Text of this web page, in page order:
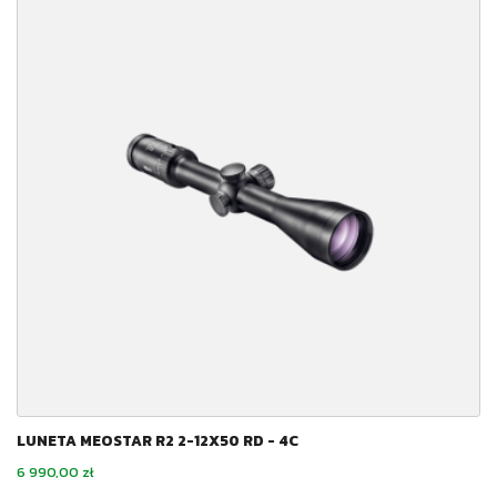
LUNETA MEOSTAR R2 2-12X50 RD - 4C
Cena
6 990,00 zł